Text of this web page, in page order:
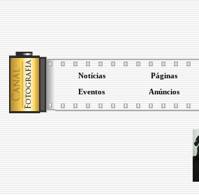
Notícias Páginas
Eventos Anúncios